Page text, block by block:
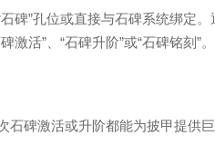
碑”孔位或直接与石碑系统绑定
活”、“石碑升阶”或“石碑铭刻”。
石碑激活或升阶都能为披甲提供